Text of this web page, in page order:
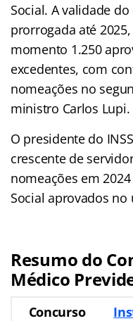
Social. A validade
prorrogada até
momento 1.250
excedentes, com
nomeações no
ministro Carlos Lupi.
O presidente do
crescente de
nomeações em
Social aprovados
Resumo do
Médico
Concurso